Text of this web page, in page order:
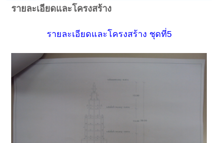
รายละเอียดและโครงสร้าง
รายละเอียดและโครงสร้าง ชุดที่5